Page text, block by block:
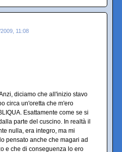
11:08
diciamo che all'inizio stavo
circa un'oretta che m'ero
Esattamente come se si
parte del cuscino. In realtà il
nulla, era integro, ma mi
pensato anche che magari ad
e che di conseguenza lo ero